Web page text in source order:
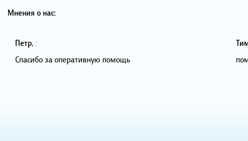
Мнения о нас:
Петр, :
Спасибо за оперативную помощь